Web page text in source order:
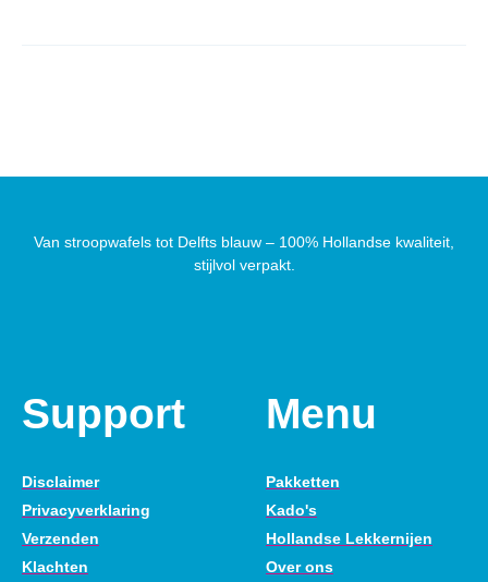
Van stroopwafels tot Delfts blauw – 100% Hollandse kwaliteit,
stijlvol verpakt.
Support
Disclaimer
Privacyverklaring
Verzenden
Klachten
Menu
Pakketten
Kado's
Hollandse Lekkernijen
Over ons